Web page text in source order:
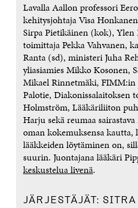
Lavalla Aallon professori
kehitysjohtaja Visa
Sirpa Pietikäinen (kok),
toimittaja Pekka Vahvanen,
Ranta (sd), ministeri Juha
yliasiamies Mikko Kosonen,
Mikael Rinnetmäki,
Palotie, Diakonissalaitoksen
Holmström, Lääkäriliiton
Harju sekä reumaa
oman kokemuksensa
lääkkeiden löytäminen on,
suurin. Juontajana lääkäri
keskustelua livenä.
JÄRJESTÄJÄT: